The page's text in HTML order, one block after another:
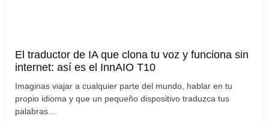
El traductor de IA que clona tu voz y funciona sin
internet: así es el InnAIO T10
Imaginas viajar a cualquier parte del mundo, hablar en tu
propio idioma y que un pequeño dispositivo traduzca tus
palabras...